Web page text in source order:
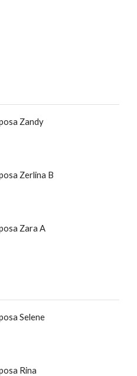
Zandy
Zerlina B
Zara A
Selene
Rina